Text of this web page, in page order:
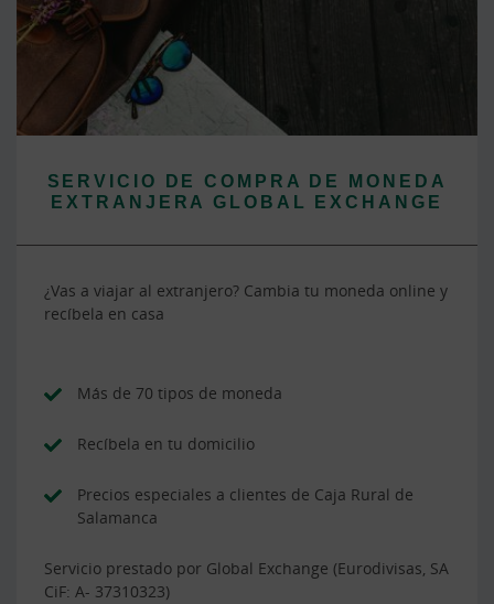
SERVICIO DE COMPRA DE MONEDA
EXTRANJERA GLOBAL EXCHANGE
¿Vas a viajar al extranjero? Cambia tu moneda online y
recíbela en casa
Más de 70 tipos de moneda
Recíbela en tu domicilio
Precios especiales a clientes de Caja Rural de
Salamanca
Servicio prestado por Global Exchange (Eurodivisas, SA
CiF: A- 37310323)